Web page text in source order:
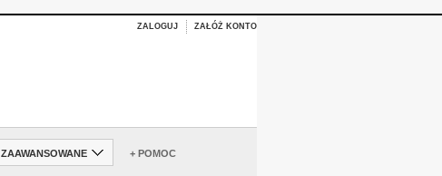
ZALOGUJ ZAŁÓŻ KONTO
ZAAWANSOWANE + POMOC